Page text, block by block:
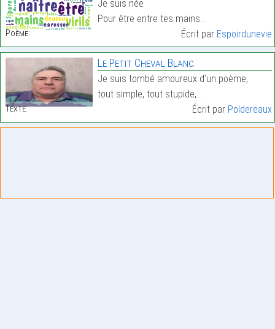
Poème:
Je suis née
Pour être entre tes mains…
Écrit par Espoirdunevie
Texte:
Le Petit Cheval Blanc.
Je suis tombé amoureux d’un poème,
tout simple, tout stupide,…
Écrit par Poldereaux